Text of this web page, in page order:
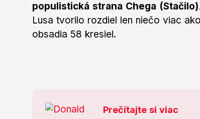
populistická strana Chega
Lusa tvorilo rozdiel len niečo viac
obsadia 58 kresiel.
Prečítajte si viac